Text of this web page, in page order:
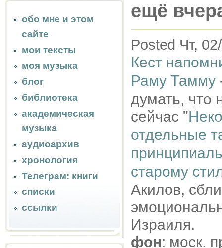
обо мне и этом
сайте
мои тексты
моя музыка
блог
библиотека
академическая
музыка
аудиоархив
хронология
Телеграм: книги
списки
ссылки
ещё
Posted Чт,
Кест
Раму Тамму
думать, что
сейчас "
отдельные
старому
Акилов,
Израиля.
фон: моск.